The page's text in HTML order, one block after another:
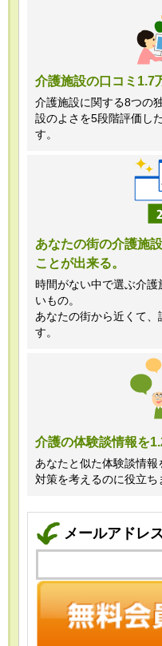
・当ホームペー
調査のためクッ
が、これによる
行っておりません
株式会社クリエ
報保護管理者
TEL:0120-21-
（受付時間 10
く・営業のお電
介護施設の口コミ1.7
介護施設に関する8つの
設のよさを5段階評価し
す。
あなたの街の介護施
ことが出来る。
時間がない中で選ぶ介
いもの。
あなたの街から近くて、
す。
介護の体験談情報を
あなたと似た体験談情
対策を考えるのに役立ち
メールアドレ